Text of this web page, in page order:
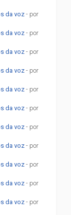
da voz - por
da voz - por
da voz - por
da voz - por
da voz - por
da voz - por
da voz - por
da voz - por
da voz - por
da voz - por
da voz - por